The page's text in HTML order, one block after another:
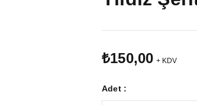
₺150,00 + KDV
Adet :